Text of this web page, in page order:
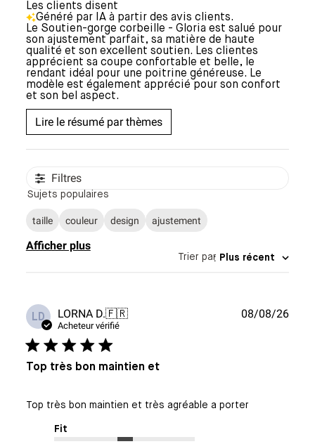
Les clients disent
Généré par IA à partir des avis clients.
Le Soutien-gorge corbeille - Gloria est salué pour
son ajustement parfait, sa matière de haute
qualité et son excellent soutien. Les clientes
apprécient sa coupe confortable et belle, le
rendant idéal pour une poitrine généreuse. Le
modèle est également apprécié pour son confort
et son bel aspect.
Lire le résumé par thèmes
Filtres
Sujets populaires
taille couleur design ajustement
Afficher plus
Trier par: Plus récent
LD LORNA D.🇫🇷
Acheteur vérifié
Top très bon maintien et
Top très bon maintien et très agréable a porter
Fit
Date
08/08/26